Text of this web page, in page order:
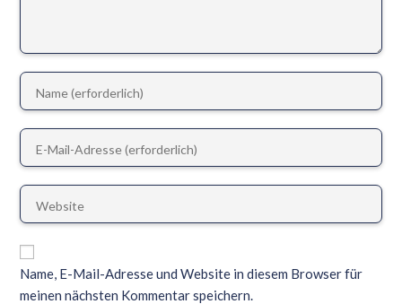
Name, E-Mail-Adresse und Website in diesem Browser für
meinen nächsten Kommentar speichern.